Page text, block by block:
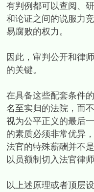
有判例都可以查阅、
和论证之间的说服力
易腐败的权力。
因此，审判公开和律
的关键。
在具备这些配套条件
名至实归的法院，而
视为公平正义的最后
的素质必须非常优异
法官的特殊薪酬并不
以员额制切入法官律
以上述原理或者顶层